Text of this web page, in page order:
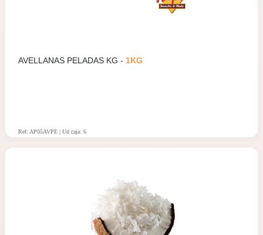
AVELLANAS PELADAS KG - 1KG
Ref: AP05AVPE | Ud caja: 6